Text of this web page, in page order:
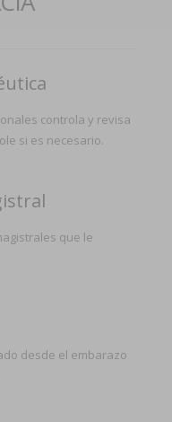
controla y revisa
si es necesario.
que le
desde el embarazo